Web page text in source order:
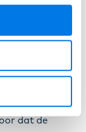
vingers?
iets
van
dat de